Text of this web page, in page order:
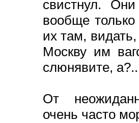
свистнул.
вообще
их там,
Москву им
слюнявите,
От
очень часто